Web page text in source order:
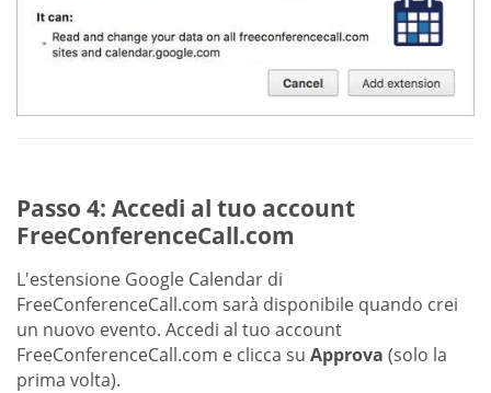
Passo 4: Accedi al tuo account
FreeConferenceCall.com
L'estensione Google Calendar di
FreeConferenceCall.com sarà disponibile quando crei
un nuovo evento. Accedi al tuo account
FreeConferenceCall.com e clicca su Approva (solo la
prima volta).